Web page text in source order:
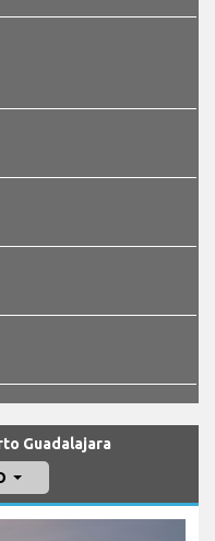
Guadalajara